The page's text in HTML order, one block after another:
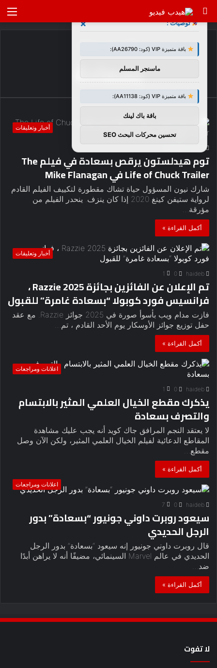
بحث
عن
الرئيسية
بسعادة
أخبار وتعليقات
توم هيدلستون يرقص بسعادة في فيلم The
Life of Chuck Trailer في Mike Flanagan
شارك نيون المسؤول حياة تشاك مقطورة لتكييف الفيلم القادم
لرواية ستيفن كينغ 2020 إذا كان ينزف. ينحدر الفيلم من
مؤرقة…
أكمل القراءة »
أخبار وتعليقات
haideb
0
1
تم الإعلان عن الفائزين بجائزة Razzie 2025 ،
فرانسيس فورد كوبولا “بسعادة غامرة” للقبول
فازت مدام ويب بأسوأ صورة في 2025 جوائز Razzie. مع عقد
حفل توزيع جوائز الأوسكار يوم الأحد القادم ، تم…
أكمل القراءة »
اعلانات ومراجعات
haideb
0
1
يذكرك مقطع الخيال العلمي المثير بالابتسام
والتصرف بسعادة
لا يعتقد النجم المرافق جاك كويد أنه يجب عليك مشاهدة
المقاطع الدعائية لفيلم الخيال العلمي المثير، ولكن الآن وصل
مقطع…
أكمل القراءة »
اعلانات ومراجعات
haideb
0
7
سيعود روبرت داوني جونيور “بسعادة” بدور
الرجل الحديدي
قال روبرت داوني جونيور إنه سيعود “بسعادة” بدور الرجل
الحديدي في عالم Marvel السينمائي، مضيفًا أنه لا يراهن أبدًا
ضد…
أكمل القراءة »
لا تفوت
توصيات : ×
باقة متميزة VIP (كود: AA26790):
ماسنجر المسلم
باقة متميزة VIP (كود: AA11138):
باقة باك لينك
تحسين محركات البحث SEO